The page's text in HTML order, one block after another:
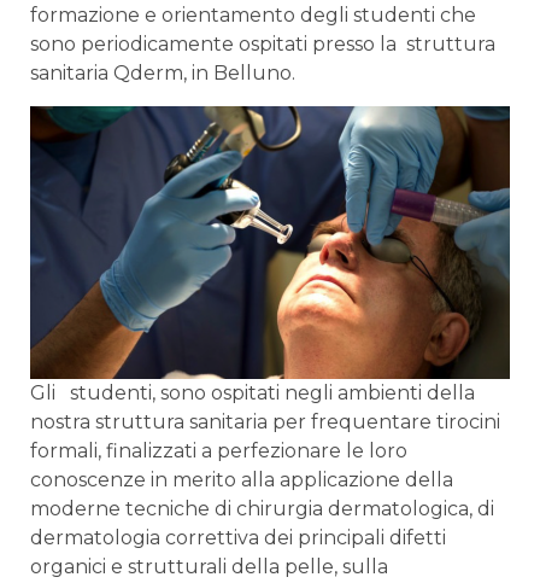
formazione e orientamento degli studenti che
sono periodicamente ospitati presso la struttura
sanitaria Qderm, in Belluno.
Gli studenti, sono ospitati negli ambienti della
nostra struttura sanitaria per frequentare tirocini
formali, finalizzati a perfezionare le loro
conoscenze in merito alla applicazione della
moderne tecniche di chirurgia dermatologica, di
dermatologia correttiva dei principali difetti
organici e strutturali della pelle, sulla